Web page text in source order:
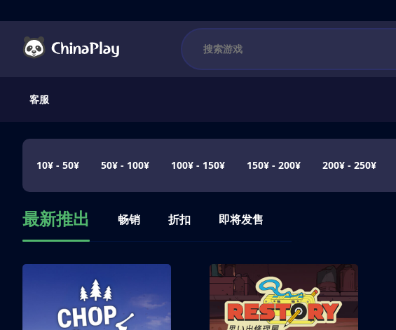
客服
10¥ - 50¥ 50¥ - 100¥ 100¥ - 150¥ 150¥ - 200¥ 200¥ - 250¥
最新推出 畅销 折扣 即将发售